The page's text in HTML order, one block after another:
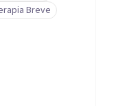
Breve